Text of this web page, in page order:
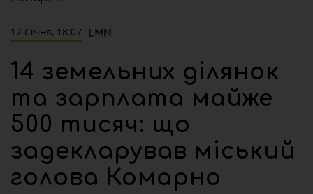
17 Січня, 18:07
14 земельних ділянок
та зарплата майже
500 тисяч: що
задекларував міський
голова Комарно